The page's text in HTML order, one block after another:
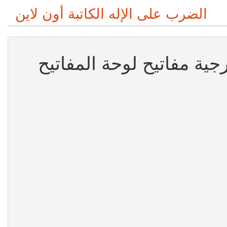
الضرب على الإله الكاتبة أون لاين
مفاتيح لوحة المفاتيح